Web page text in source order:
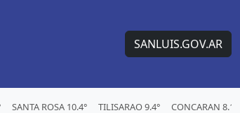
SANLUIS.GOV.AR
SANTA ROSA 10.4° TILISARAO 9.4° CONCARAN 8.1°